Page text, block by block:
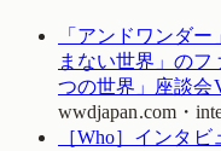
「アンドワンダ
まない世界」の
つの世界」座談会
wwdjapan.com・
［Who］インタ